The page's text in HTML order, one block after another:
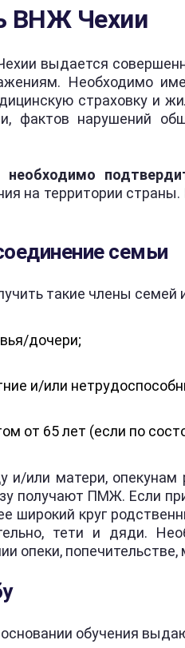
ВНЖ Чехии
выдается
Необходимо
страховку и
фактов нарушений
необходимо
на территории
семьи
такие члены семей
дочери;
и/или
от 65 лет (если по
и/или матери,
получают ПМЖ. Если
широкий круг
тети и дяди.
опеки,
обучения